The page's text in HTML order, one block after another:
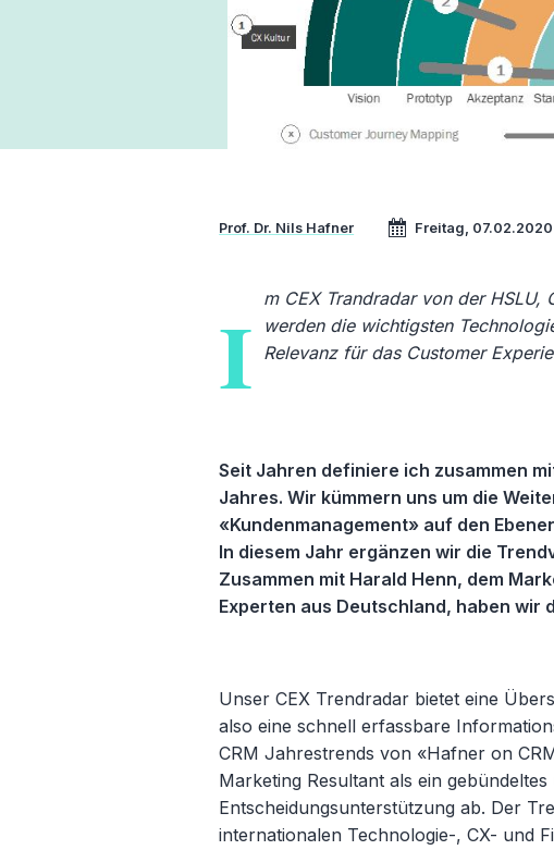
Prof. Dr. Nils Hafner Freitag, 07.02.2020
I m CEX Trandradar von der HSLU,
werden die wichtigsten
Relevanz für das Customer
Seit Jahren definiere ich zusammen
Jahres. Wir kümmern uns um die
«Kundenmanagement» auf den
In diesem Jahr ergänzen wir die
Zusammen mit Harald Henn, dem
Experten aus Deutschland, haben wir
Unser CEX Trendradar bietet eine
also eine schnell erfassbare
CRM Jahrestrends von «Hafner on
Marketing Resultant als ein
Entscheidungsunterstützung ab. Der
internationalen Technologie-, CX- und